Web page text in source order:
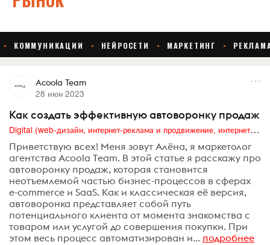
Acoola Team
28 июн 2023
Как создать эффективную автоворонку продаж
Digital (web-дизайн, интернет-реклама и продвижение, интернет-сообщества и блоги, интернет-коммуникации, мобильный маркетинг, реклама на цифровых экранах)
Приветствую всех! Меня зовут Алёна, я маркетолог
агентства Acoola Team. В этой статье я расскажу про
автоворонку продаж, которая становится
неотъемлемой частью бизнес-процессов в сферах
e-commerce и SaaS. Как и классическая её версия,
автоворонка представляет собой путь
потенциального клиента от момента знакомства с
товаром или услугой до совершения покупки. При
этом весь процесс автоматизирован и... подробнее